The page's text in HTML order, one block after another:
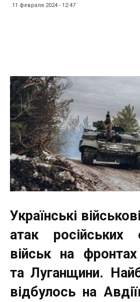
11 февраля 2024 - 12:47
Українські
атак російських
військ на
та Луганщини.
відбулось на